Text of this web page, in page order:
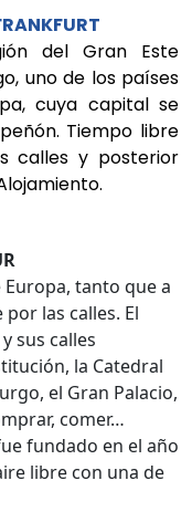
del Gran Este
uno de los países
cuya capital se
Tiempo libre
calles y posterior
Europa, tanto que a
las calles. El
sus calles
la Catedral
el Gran Palacio,
comer…
fundado en el año
libre con una de